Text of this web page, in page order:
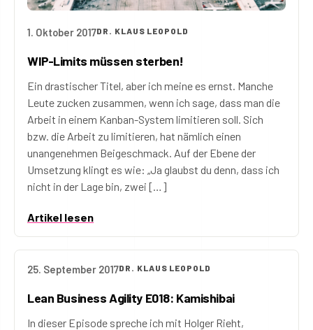
1. Oktober 2017DR. KLAUS LEOPOLD
WIP-Limits müssen sterben!
Ein drastischer Titel, aber ich meine es ernst. Manche
Leute zucken zusammen, wenn ich sage, dass man die
Arbeit in einem Kanban-System limitieren soll. Sich
bzw. die Arbeit zu limitieren, hat nämlich einen
unangenehmen Beigeschmack. Auf der Ebene der
Umsetzung klingt es wie: „Ja glaubst du denn, dass ich
nicht in der Lage bin, zwei […]
Artikel lesen
25. September 2017DR. KLAUS LEOPOLD
Lean Business Agility E018: Kamishibai
In dieser Episode spreche ich mit Holger Rieht,